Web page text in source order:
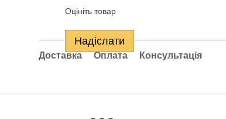
Оцініть товар
Надіслати
Доставка Оплата Консультація